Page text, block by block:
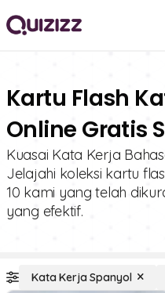
Kartu Flash
Online Gratis
Kuasai Kata Kerja
Jelajahi koleksi kartu
10 kami yang telah
yang efektif.
Kata Kerja Spanyol